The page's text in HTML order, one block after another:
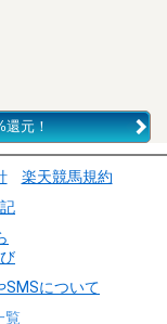
還元！
楽天競馬規約
SMSについて
覧